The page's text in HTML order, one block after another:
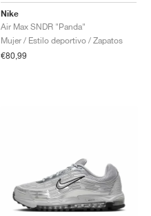
Nike
Air Max SNDR "Panda"
Mujer / Estilo deportivo / Zapatos
€80,99